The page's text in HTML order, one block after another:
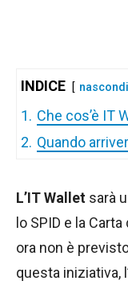
INDICE nascondi
1. Che cos’è IT
2. Quando
L’IT Wallet sarà
lo SPID e la
ora non è
questa iniziativa,